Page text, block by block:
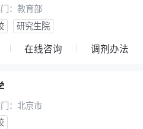
： 教育部
研究生院
在线咨询 调剂办法
： 北京市